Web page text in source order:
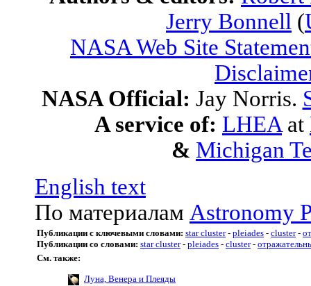
Jerry Bonnell (
NASA Web Site
NASA Official: Jay Norris.
A service of: LHEA at
& Michigan
English text
По материалам Astronomy
Публикации с ключевыми словами: star cluster- pleiades - cluster-
Публикации со словами: star cluster- pleiades - cluster-
См. также:
Луна, Венера и Плеяды